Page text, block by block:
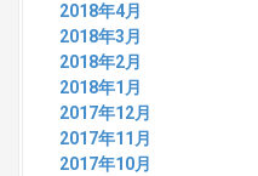
2018年4月
2018年3月
2018年2月
2018年1月
2017年12月
2017年11月
2017年10月